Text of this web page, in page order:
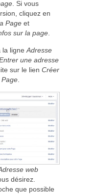
. Si vous
cliquez en
Page et
sur la page
la ligne Adresse
une adresse
sur le lien Créer
web
désirez.
que possible